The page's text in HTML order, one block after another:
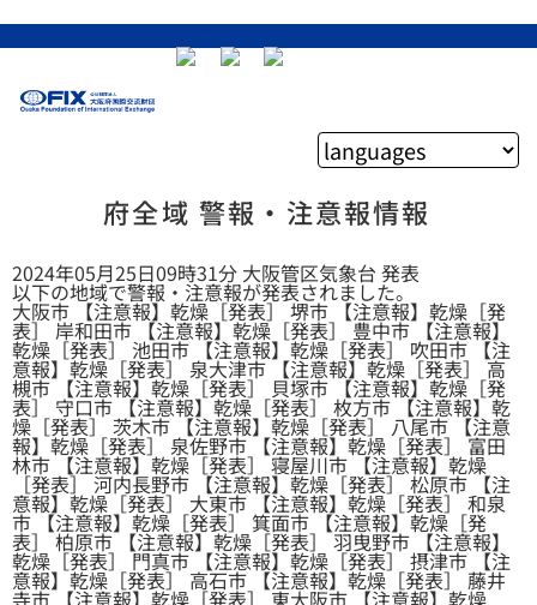
府全域 警報・注意報情報
2024年05月25日09時31分 大阪管区気象台 発表
以下の地域で警報・注意報が発表されました。
大阪市 【注意報】乾燥［発表］ 堺市 【注意報】乾燥［発
表］ 岸和田市 【注意報】乾燥［発表］ 豊中市 【注意報】
乾燥［発表］ 池田市 【注意報】乾燥［発表］ 吹田市 【注
意報】乾燥［発表］ 泉大津市 【注意報】乾燥［発表］ 高
槻市 【注意報】乾燥［発表］ 貝塚市 【注意報】乾燥［発
表］ 守口市 【注意報】乾燥［発表］ 枚方市 【注意報】乾
燥［発表］ 茨木市 【注意報】乾燥［発表］ 八尾市 【注意
報】乾燥［発表］ 泉佐野市 【注意報】乾燥［発表］ 富田
林市 【注意報】乾燥［発表］ 寝屋川市 【注意報】乾燥
［発表］ 河内長野市 【注意報】乾燥［発表］ 松原市 【注
意報】乾燥［発表］ 大東市 【注意報】乾燥［発表］ 和泉
市 【注意報】乾燥［発表］ 箕面市 【注意報】乾燥［発
表］ 柏原市 【注意報】乾燥［発表］ 羽曳野市 【注意報】
乾燥［発表］ 門真市 【注意報】乾燥［発表］ 摂津市 【注
意報】乾燥［発表］ 高石市 【注意報】乾燥［発表］ 藤井